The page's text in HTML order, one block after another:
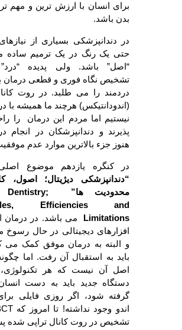
برای انسان با ارزش ترین و مهم
بدن باشد.
در دندانپزشکی بسیاری از
حتی یک رنگ در یک ترمیم ساده
“اصل” باشد. ولی پدیده “درد”
تشخیص نگاه فوری و قطعی درمان
دردمند را می طلبد. در روت
(اندودانتیکس) هرچند ما همیشه با
نیستیم اما مردم این درمان را
پذیرند و دندانپزشکان در انجام
هنوز جزء بالاترین موارد عدم
در کنگره یازدهم موضوع
“دندانپزشکی دیژیتال؛ اصول،
محدودیت ها”
Dentistry;
Efficiencies and
Limitations می باشد. در درمان
افزارهای دیجیتالی در حال رسوخ
و البته به درمان موفق کمک می
باید به استقبال آن رفت. اما
اصل آن نیست که هر تکنولوژی،
دستگاه جدید باید به دست
گرفته شود، اگر روزی فایلی
تشخیص در روت کانال تراپی شده